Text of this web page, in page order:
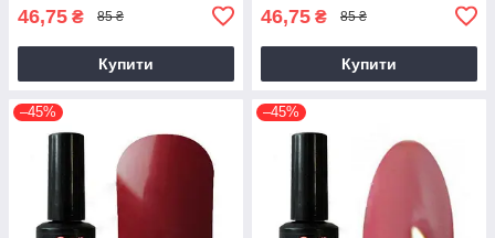
46,75 ₴ 85 ₴
Купити
46,75 ₴ 85 ₴
Купити
–45% –45%